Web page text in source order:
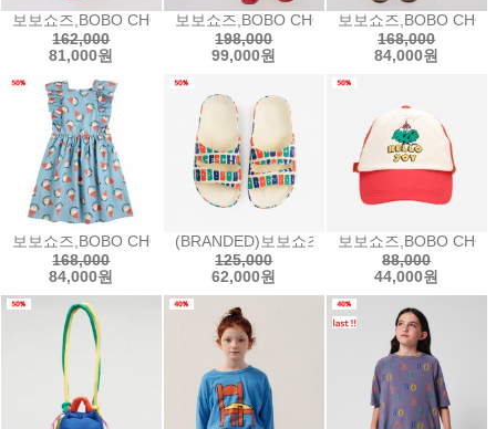
보보쇼즈,BOBO CHOSES Morning Egg light denim pants모닝에그
162,000
81,000원
보보쇼즈,BOBO CHOSES Color block
198,000
99,000원
보보쇼즈,BOBO
168,000
84,000원
보보쇼즈,BOBO CHOSES Morning Egg all over ruffle dress모닝에
168,000
84,000원
(BRANDED)보보쇼즈x모세스,BOBO
125,000
62,000원
보보쇼즈,BOBO
88,000
44,000원